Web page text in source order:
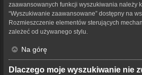
zaawansowanych funkcji wyszukiwania należy
“Wyszukiwanie zaawansowane” dostępny na
Rozmieszczenie elementów sterujących
zależeć od używanego stylu.
Na górę
Dlaczego moje wyszukiwanie nie